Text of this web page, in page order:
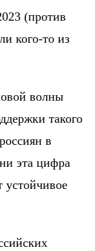
(против
кого-то из
волны
такого
в
эта цифра
устойчивое